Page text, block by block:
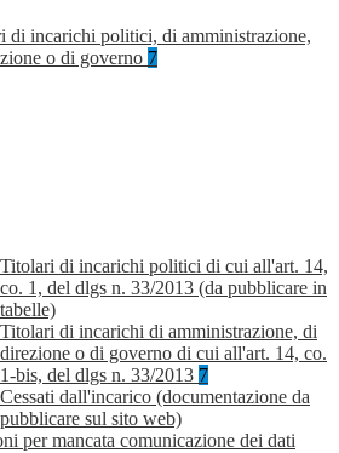
di incarichi politici, di amministrazione,
o di governo 7
Titolari di incarichi politici di cui all'art. 14,
co. 1, del dlgs n. 33/2013 (da pubblicare in
tabelle)
Titolari di incarichi di amministrazione, di
direzione o di governo di cui all'art. 14, co.
1-bis, del dlgs n. 33/2013 7
Cessati dall'incarico (documentazione da
pubblicare sul sito web)
per mancata comunicazione dei dati